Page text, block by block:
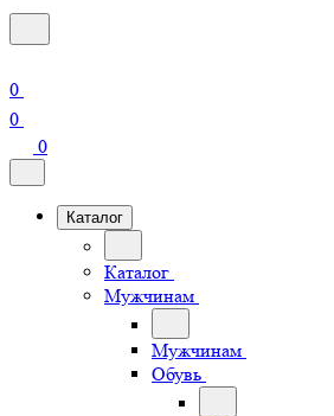
0
0
0
Каталог
Каталог
Мужчинам
Мужчинам
Обувь